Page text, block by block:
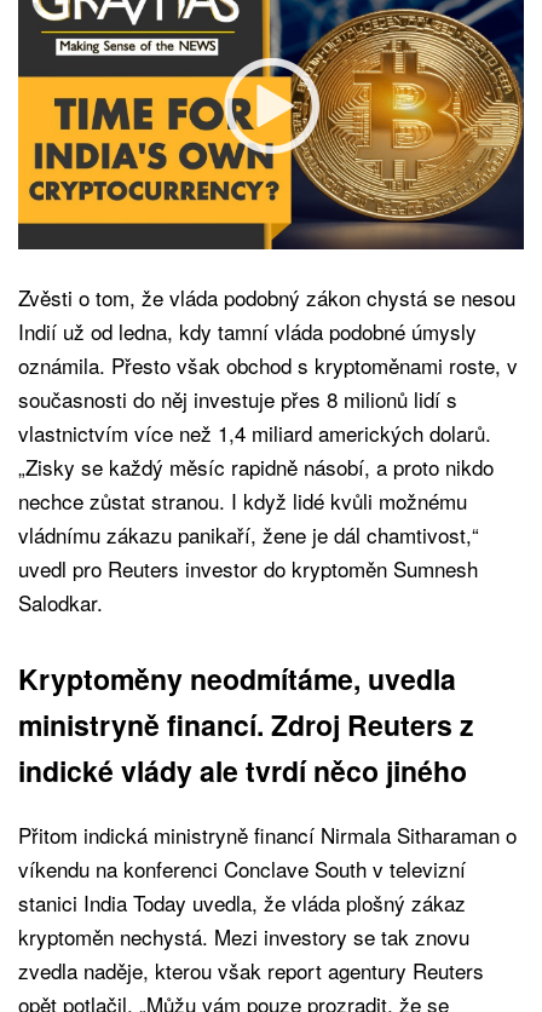
Zvěsti o tom, že vláda podobný zákon chystá se nesou
Indií už od ledna, kdy tamní vláda podobné úmysly
oznámila. Přesto však obchod s kryptoměnami roste, v
současnosti do něj investuje přes 8 milionů lidí s
vlastnictvím více než 1,4 miliard amerických dolarů.
„Zisky se každý měsíc rapidně násobí, a proto nikdo
nechce zůstat stranou. I když lidé kvůli možnému
vládnímu zákazu panikaří, žene je dál chamtivost,“
uvedl pro Reuters investor do kryptoměn Sumnesh
Salodkar.
Kryptoměny neodmítáme, uvedla
ministryně financí. Zdroj Reuters z
indické vlády ale tvrdí něco jiného
Přitom indická ministryně financí Nirmala Sitharaman o
víkendu na konferenci Conclave South v televizní
stanici India Today uvedla, že vláda plošný zákaz
kryptoměn nechystá. Mezi investory se tak znovu
zvedla naděje, kterou však report agentury Reuters
opět potlačil. „Můžu vám pouze prozradit, že se